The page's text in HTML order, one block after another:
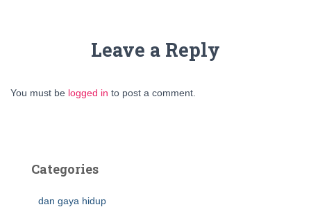
Leave a Reply
You must be logged in to post a comment.
Categories
dan gaya hidup